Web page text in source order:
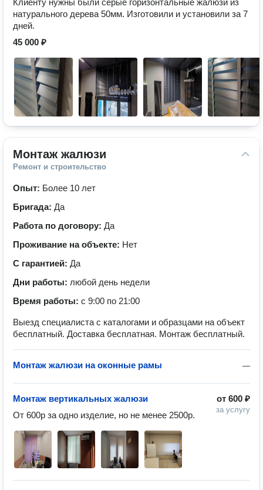
Клиенту нужны были серые горизонтальные жалюзи из
натурального дерева 50мм. Изготовили и установили за 7
дней.
45 000 ₽
Монтаж жалюзи
Ремонт и строительство
Опыт: Более 10 лет
Бригада: Да
Работа по договору: Да
Проживание на объекте: Нет
С гарантией: Да
Дни работы: любой день недели
Время работы: с 9:00 по 21:00
Выезд специалиста с каталогами и образцами на объект
бесплатный. Доставка бесплатная. Монтаж бесплатный.
—
Монтаж жалюзи на оконные рамы
от 600 ₽
за услугу
Монтаж вертикальных жалюзи
От 600р за одно изделие, но не менее 2500р.